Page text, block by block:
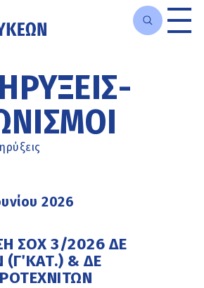
2026
ΣΟΧ 3/2026 ΔΕ
ΚΑΤ.) & ΔΕ